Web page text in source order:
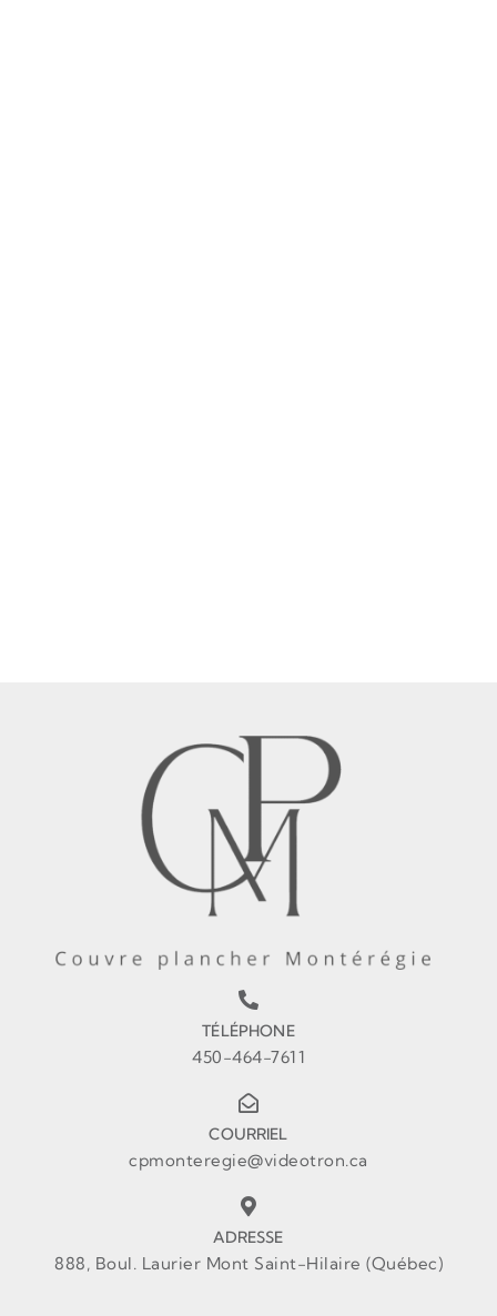
TÉLÉPHONE
450-464-7611
COURRIEL
cpmonteregie@videotron.ca
ADRESSE
888, Boul. Laurier Mont Saint-Hilaire (Québec)